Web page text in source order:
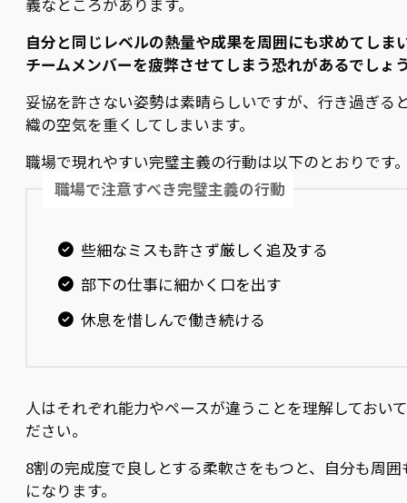
義なところがあります。
自分と同じレベルの熱量や成果を周囲にも求めてしま
チームメンバーを疲弊させてしまう恐れがあるでしょ
妥協を許さない姿勢は素晴らしいですが、行き過ぎる
織の空気を重くしてしまいます。
職場で現れやすい完璧主義の行動は以下のとおりです
職場で注意すべき完璧主義の行動
些細なミスも許さず厳しく追及する
部下の仕事に細かく口を出す
休息を惜しんで働き続ける
人はそれぞれ能力やペースが違うことを理解しておい
ださい。
8割の完成度で良しとする柔軟さをもつと、自分も周囲
になります。